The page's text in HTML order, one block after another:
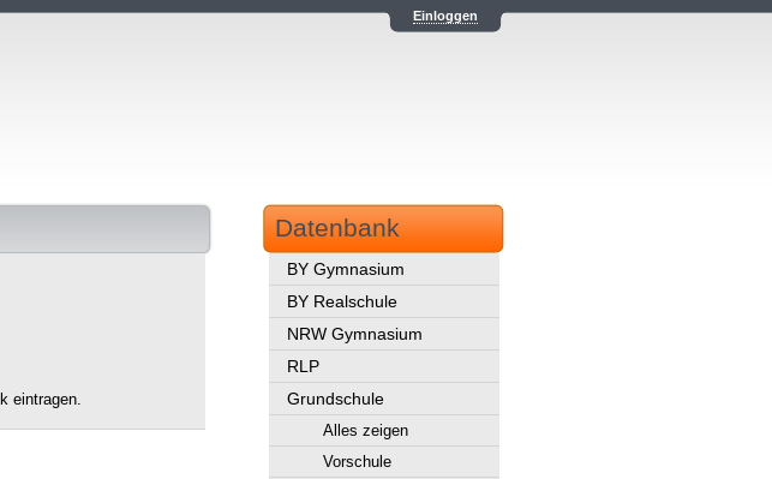
Einloggen
eintragen.
Datenbank
BY Gymnasium
BY Realschule
NRW Gymnasium
RLP
Grundschule
Alles zeigen
Vorschule